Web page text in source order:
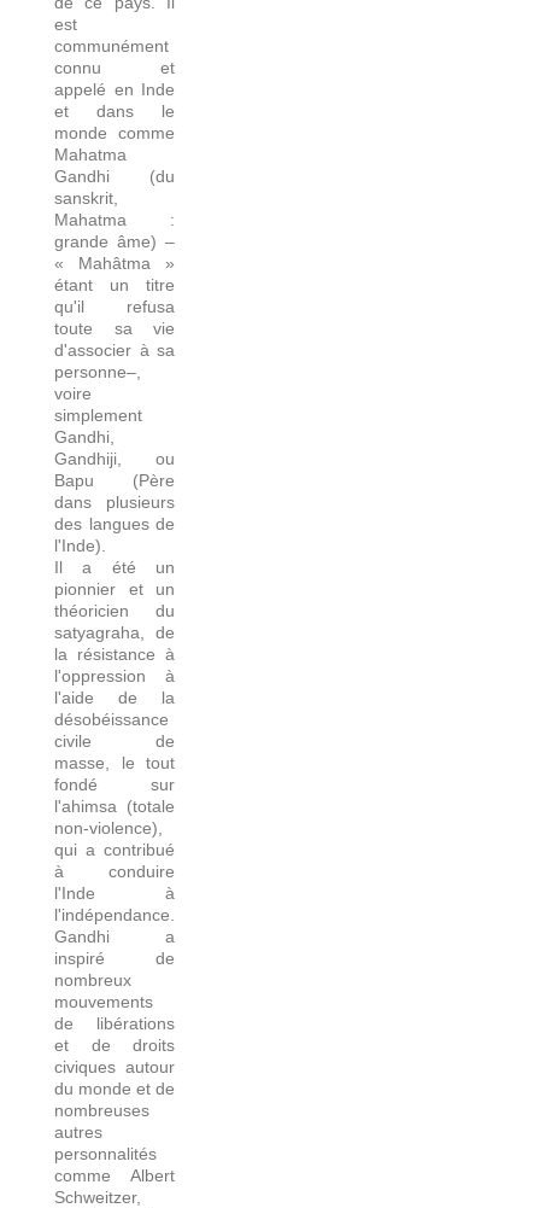
est
communément
connu et
appelé en Inde
et dans le
monde comme
Mahatma
Gandhi (du
sanskrit,
Mahatma :
grande âme) –
« Mahâtma »
étant un titre
qu'il refusa
toute sa vie
d'associer à sa
personne–,
voire
simplement
Gandhi,
Gandhiji, ou
Bapu (Père
dans plusieurs
des langues de
l'Inde).
Il a été un
pionnier et un
théoricien du
satyagraha, de
la résistance à
l'oppression à
l'aide de la
désobéissance
civile de
masse, le tout
fondé sur
l'ahimsa (totale
non-violence),
qui a contribué
à conduire
l'Inde à
l'indépendance.
Gandhi a
inspiré de
nombreux
mouvements
de libérations
et de droits
civiques autour
du monde et de
nombreuses
autres
personnalités
comme Albert
Schweitzer,